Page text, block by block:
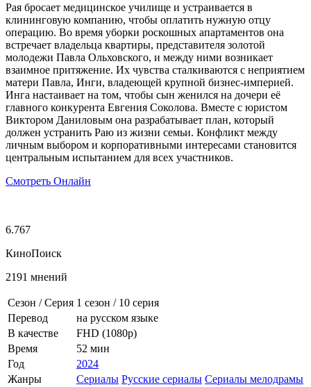
Рая бросает медицинское училище и устраивается в
клининговую компанию, чтобы оплатить нужную отцу
операцию. Во время уборки роскошных апартаментов она
встречает владельца квартиры, представителя золотой
молодежи Павла Ольховского, и между ними возникает
взаимное притяжение. Их чувства сталкиваются с неприятием
матери Павла, Инги, владеющей крупной бизнес-империей.
Инга настаивает на том, чтобы сын женился на дочери её
главного конкурента Евгения Соколова. Вместе с юристом
Виктором Даниловым она разрабатывает план, который
должен устранить Раю из жизни семьи. Конфликт между
личным выбором и корпоративными интересами становится
центральным испытанием для всех участников.
Смотреть Онлайн
6.767
КиноПоиск
2191 мнений
Сезон / Серия 1 сезон / 10 серия
Перевод
на русском языке
В качестве
FHD (1080p)
Время
52 мин
Год
2024
Жанры
Сериалы Русские сериалы Сериалы мелодрамы